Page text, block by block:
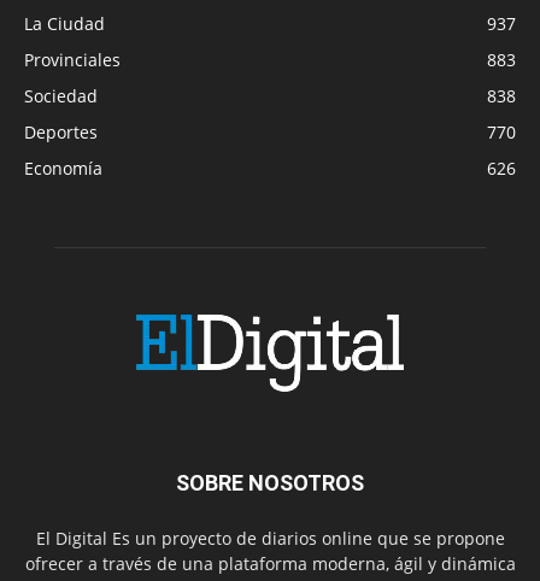
La Ciudad
937
Provinciales
883
Sociedad
838
Deportes
770
Economía
626
SOBRE NOSOTROS
El Digital Es un proyecto de diarios online que se propone
ofrecer a través de una plataforma moderna, ágil y dinámica